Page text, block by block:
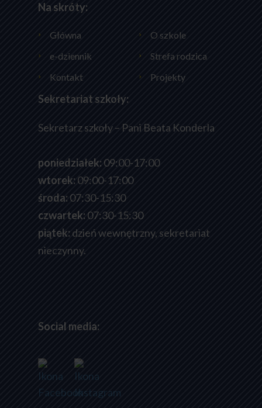
Na skróty:
Główna
O szkole
e-dziennik
Strefa rodzica
Kontakt
Projekty
Sekretariat szkoły:
Sekretarz szkoły – Pani Beata Konderla
poniedziałek: 09:00-17:00
wtorek: 09:00-17:00
środa: 07:30-15:30
czwartek: 07:30-15:30
piątek:dzień wewnętrzny, sekretariat
nieczynny.
Social media: